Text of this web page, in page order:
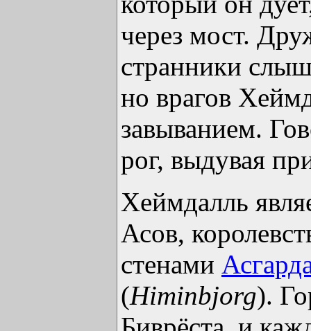
через мост.
странники
но врагов
завыванием.
рог, выдувая
Хеймдалль
Асов,
стенами
(Himinbjorg).